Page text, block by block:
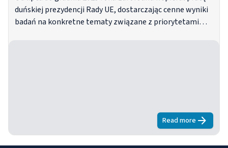
duńskiej prezydencji Rady UE, dostarczając cenne wyniki
badań na konkretne tematy związane z priorytetami
Read moreabout